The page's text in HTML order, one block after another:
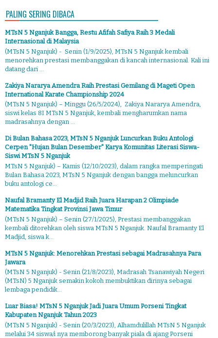
PALING SERING DIBACA
MTsN 5 Nganjuk Bangga, Restu Afifah Safiya Raih 3 Medali
Internasional di Malaysia
(MTsN 5 Nganjuk) - Senin (1/9/2025), MTsN 5 Nganjuk kembali
menorehkan prestasi membanggakan di kancah internasional. Kali ini
datang dari ...
Zakiya Nararya Amendra Raih Prestasi Gemilang di Mageti Open
International Karate Championship 2024
(MTsN 5 Nganjuk) – Minggu (26/5/2024), Zakiya Nararya Amendra,
siswi kelas 8I MTsN 5 Nganjuk, kembali mengharumkan nama
madrasahnya dengan ...
Di Bulan Bahasa 2023, MTsN 5 Nganjuk Luncurkan Buku Antologi
Cerpen "Hujan Bulan Desember" Karya Komunitas Literasi Siswa-
Siswi MTsN 5 Nganjuk
MTsN 5 Nganjuk) – Kamis (12/10/2023), dalam rangka memperingati
Bulan Bahasa 2023, MTsN 5 Nganjuk dengan bangga meluncurkan
buku antologi ce...
Naufal Bramanty El Madjid Raih Juara Harapan 2 Olimpiade
Matematika Tingkat Provinsi Jawa Timur
(MTsN 5 Nganjuk) – Senin (27/1/2025), Prestasi membanggakan
kembali ditorehkan oleh siswa MTsN 5 Nganjuk. Naufal Bramanty El
Madjid, siswa k...
MTsN 5 Nganjuk: Menorehkan Prestasi sebagai Madrasahnya Para
Jawara
(MTsN 5 Nganjuk) - Senin (21/8/2023), Madrasah Tsanawiyah Negeri
(MTsN) 5 Nganjuk semakin kokoh membuktikan dirinya sebagai
lembaga pendidik...
Luar Biasa! MTsN 5 Nganjuk Jadi Juara Umum Porseni Tingkat
Kabupaten Nganjuk Tahun 2023
(MTsN 5 Nganjuk) - Senin (20/3/2023), Alhamdulillah MTsN 5 Nganjuk
melalui 34 siswa/i nya memborong banyak piala di ajang Porseni